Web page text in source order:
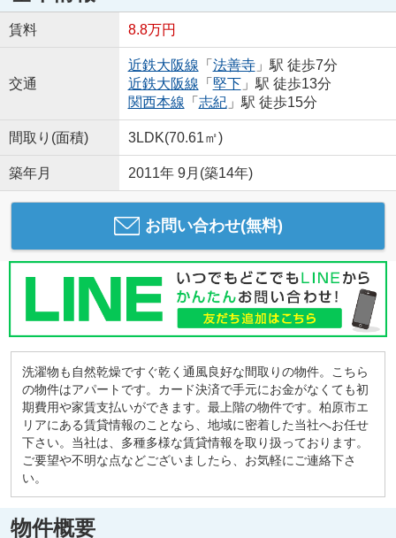
賃料 8.8万円
交通
近鉄大阪線 「 法善寺」駅 徒歩7分
近鉄大阪線 「 堅下」駅 徒歩13分
関西本線 「 志紀」駅 徒歩15分
間取り(面積) 3LDK(70.61㎡)
築年月 2011年 9月(築14年)
お問い合わせ(無料)
洗濯物も自然乾燥ですぐ乾く通風良好な間取りの物件。こちら
の物件はアパートです。カード決済で手元にお金がなくても初
期費用や家賃支払いができます。最上階の物件です。柏原市エ
リアにある賃貸情報のことなら、地域に密着した当社へお任せ
下さい。当社は、多種多様な賃貸情報を取り扱っております。
ご要望や不明な点などございましたら、お気軽にご連絡下さ
い。
物件概要